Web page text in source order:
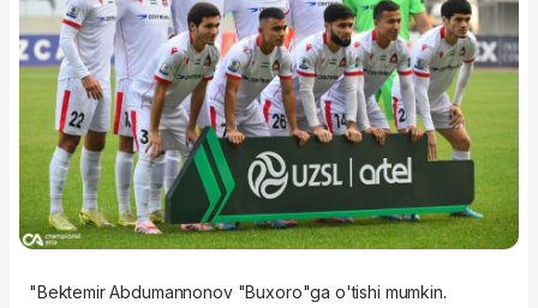
"Bektemir Abdumannonov "Buxoro"ga o'tishi mumkin.